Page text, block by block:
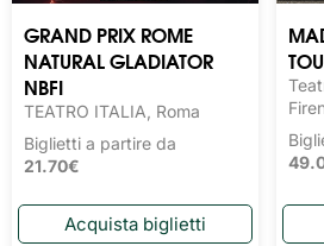
GRAND PRIX ROME
NATURAL GLADIATOR
NBFI
TEATRO ITALIA, Roma
Biglietti a partire da
21.70€